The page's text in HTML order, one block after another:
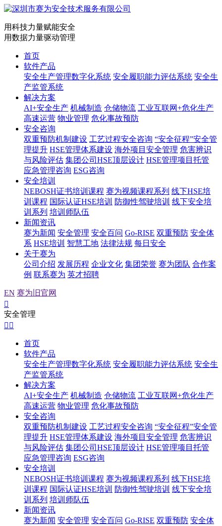
用科技力量赋能安全
用数据力量驱动管理
首页
软件产品
安全生产管理数字化系统 安全履职能力评估系统 安全生
产监管系统
解决方案
AI+安全生产 机械制造 仓储物流 工业互联网+危化生产
高速运营 物业管理 危化事故预防
安全咨询
双重预防机制建设 工艺过程安全咨询 “安全征程”安全管
理提升 HSE管理体系建设 海外项目安全管理 危害辨识
与风险评估 集团公司HSE顶层设计 HSE管理项目托管
应急管理咨询 ESG咨询
安全培训
NEBOSH证书培训课程 赛为视频课程系列 线下HSE培
训课程 国际认证HSE培训 防御性驾驶培训 线下安全培
训系列 培训师队伍
新闻资讯
赛为新闻 安全管理 安全百问 Go-RISE 双重预防 安全体
系 HSE培训 智慧工地 法律法规 每日安全
关于赛为
公司介绍 发展历程 企业文化 集团荣誉 赛为团队 合作案
例 联系赛为 英才招聘
EN 赛为旧官网

安全管理
 
首页
软件产品
安全生产管理数字化系统 安全履职能力评估系统 安全生
产监管系统
解决方案
AI+安全生产 机械制造 仓储物流 工业互联网+危化生产
高速运营 物业管理 危化事故预防
安全咨询
双重预防机制建设 工艺过程安全咨询 “安全征程”安全管
理提升 HSE管理体系建设 海外项目安全管理 危害辨识
与风险评估 集团公司HSE顶层设计 HSE管理项目托管
应急管理咨询 ESG咨询
安全培训
NEBOSH证书培训课程 赛为视频课程系列 线下HSE培
训课程 国际认证HSE培训 防御性驾驶培训 线下安全培
训系列 培训师队伍
新闻资讯
赛为新闻 安全管理 安全百问 Go-RISE 双重预防 安全体